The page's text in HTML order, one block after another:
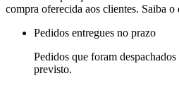
compra oferecida aos clientes. Saiba o
Pedidos entregues no prazo
Pedidos que foram
previsto.